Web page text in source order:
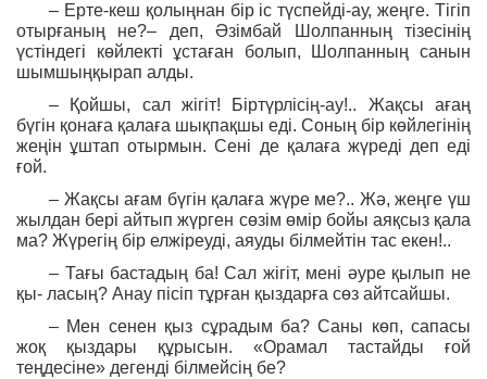
– Ерте-кеш қолыңнан бір іс түспейді-ау, жеңге. Тігіп
отырғаның не?– деп, Әзімбай Шолпанның тізесінің
үстіндегі көйлекті ұстаған болып, Шолпанның санын
шымшыңқырап алды.
– Қойшы, сал жігіт! Біртүрлісің-ау!.. Жақсы ағаң
бүгін қонаға қалаға шықпақшы еді. Соның бір көйлегінің
жеңін ұштап отырмын. Сені де қалаға жүреді деп еді
ғой.
– Жақсы ағам бүгін қалаға жүре ме?.. Жә, жеңге үш
жылдан бері айтып жүрген сөзім өмір бойы аяқсыз қала
ма? Жүрегің бір елжіреуді, аяуды білмейтін тас екен!..
– Тағы бастадың ба! Сал жігіт, мені әуре қылып не
қы- ласың? Анау пісіп тұрған қыздарға сөз айтсайшы.
– Мен сенен қыз сұрадым ба? Саны көп, сапасы
жоқ қыздары құрысын. «Орамал тастайды ғой
теңдесіне» дегенді білмейсің бе?